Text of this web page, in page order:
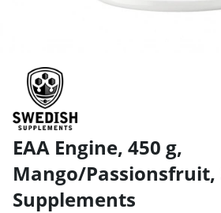
EAA Engine, 450 g,
Mango/Passionsfruit,
Supplements